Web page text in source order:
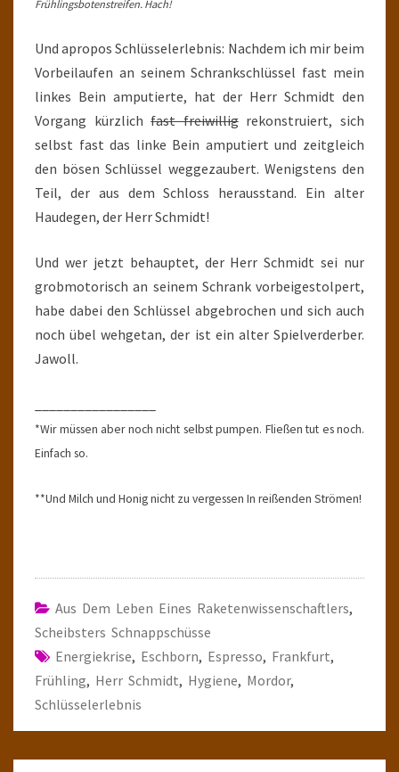
Frühlingsbotenstreifen. Hach!
Und apropos Schlüsselerlebnis: Nachdem ich mir beim
Vorbeilaufen an seinem Schrankschlüssel fast mein
linkes Bein amputierte, hat der Herr Schmidt den
Vorgang kürzlichfast freiwilligrekonstruiert, sich
selbst fast das linke Bein amputiert und zeitgleich
den bösen Schlüssel weggezaubert. Wenigstens den
Teil, der aus dem Schloss herausstand. Ein alter
Haudegen, der Herr Schmidt!
Und wer jetzt behauptet, der Herr Schmidt sei nur
grobmotorisch an seinem Schrank vorbeigestolpert,
habe dabei den Schlüssel abgebrochen und sich auch
noch übel wehgetan, der ist ein alter Spielverderber.
Jawoll.
*Wir müssen aber noch nicht selbst pumpen. Fließen tut es noch.
Einfach so.
**Und Milch und Honig nicht zu vergessen In reißenden Strömen!
Aus Dem Leben Eines Raketenwissenschaftlers,
Scheibsters Schnappschüsse
Energiekrise, Eschborn, Espresso, Frankfurt,
Frühling, Herr Schmidt, Hygiene, Mordor,
Schlüsselerlebnis